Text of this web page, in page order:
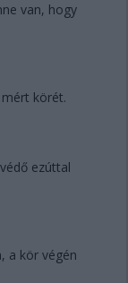
van, hogy
körét.
ezúttal
a kör végén